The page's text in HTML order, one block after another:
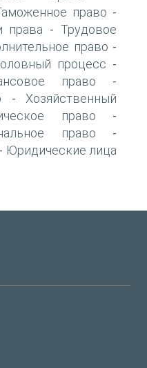
право -
права -Трудовое
право -
процесс -
право -
- Хозяйственный
право -
право -
- Юридические лица